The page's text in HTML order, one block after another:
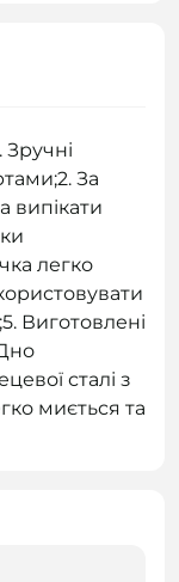
За
випікати
легко
Виготовлені
сталі з
миється та